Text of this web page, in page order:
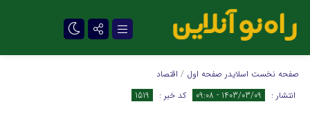
تلگرام
صفحه نخست اسلایدر صفحه اول / اقتصاد
انتشار :
1403/03/09 - 09:08 کد خبر : 1519